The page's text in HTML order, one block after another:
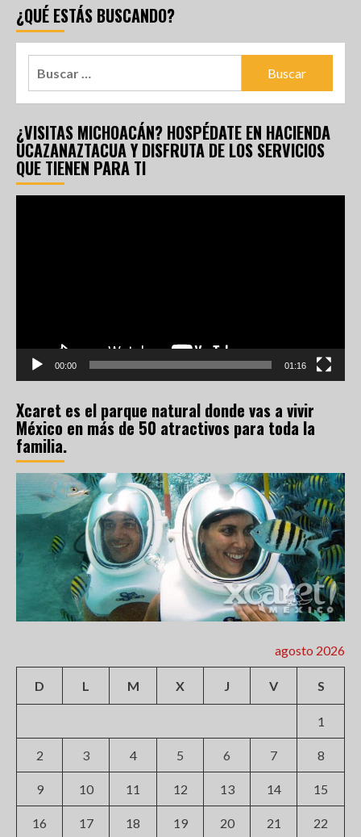
¿QUÉ ESTÁS BUSCANDO?
¿VISITAS MICHOACÁN? HOSPÉDATE EN HACIENDA
UCAZANAZTACUA Y DISFRUTA DE LOS SERVICIOS
QUE TIENEN PARA TI
00:00 01:16
Xcaret es el parque natural donde vas a vivir
México en más de 50 atractivos para toda la
familia.
agosto 2026
D L M X J V S
1
2 3 4 5 6 7 8
9 10 11 12 13 14 15
16 17 18 19 20 21 22